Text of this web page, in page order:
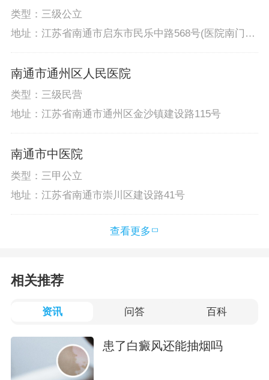
类型：三级公立
地址：江苏省南通市启东市民乐中路568号(医院南门);
南通市通州区人民医院
类型：三级民营
地址：江苏省南通市通州区金沙镇建设路115号
南通市中医院
类型：三甲公立
地址：江苏省南通市崇川区建设路41号
查看更多
相关推荐
资讯 问答 百科
患了白癜风还能抽烟吗